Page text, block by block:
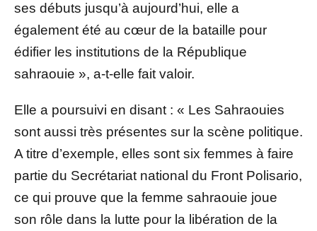
ses débuts jusqu’à aujourd’hui, elle a
également été au cœur de la bataille pour
édifier les institutions de la République
sahraouie », a-t-elle fait valoir.
Elle a poursuivi en disant : « Les Sahraouies
sont aussi très présentes sur la scène politique.
A titre d’exemple, elles sont six femmes à faire
partie du Secrétariat national du Front Polisario,
ce qui prouve que la femme sahraouie joue
son rôle dans la lutte pour la libération de la